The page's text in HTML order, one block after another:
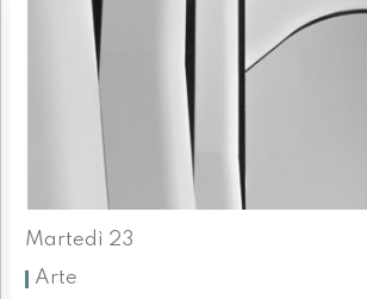
Martedì 23
Arte